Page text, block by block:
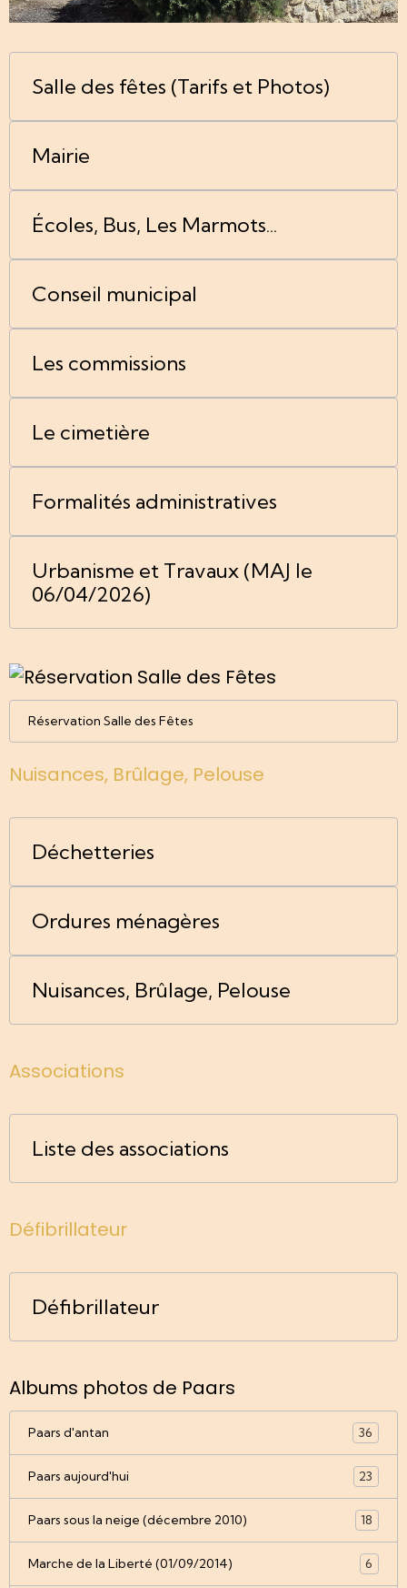
Salle des fêtes (Tarifs et Photos)
Mairie
Écoles, Bus, Les Marmots...
Conseil municipal
Les commissions
Le cimetière
Formalités administratives
Urbanisme et Travaux (MAJ le
06/04/2026)
Réservation Salle des Fêtes
Nuisances, Brûlage, Pelouse
Déchetteries
Ordures ménagères
Nuisances, Brûlage, Pelouse
Associations
Liste des associations
Défibrillateur
Défibrillateur
Albums photos de Paars
Paars d'antan 36
Paars aujourd'hui 23
Paars sous la neige (décembre 2010) 18
Marche de la Liberté (01/09/2014) 6